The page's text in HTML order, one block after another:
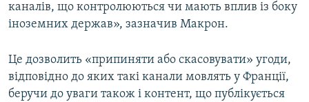
каналів, що контролюються чи мають вплив із боку
іноземних держав», зазначив Макрон.
Це дозволить «припиняти або скасовувати» угоди,
відповідно до яких такі канали мовлять у Франції,
беручи до уваги також і контент, що публікується